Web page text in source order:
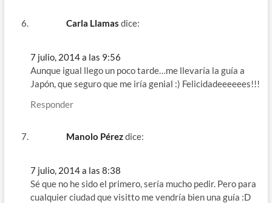
Carla Llamas dice:
7 julio, 2014 a las 9:56
Aunque igual llego un poco tarde…me llevaría la guía a
Japón, que seguro que me iría genial :) Felicidadeeeeees!!!
Responder
Manolo Pérezdice:
7 julio, 2014 a las 8:38
Sé que no he sido el primero, sería mucho pedir. Pero para
cualquier ciudad que visitto me vendría bien una guía :D